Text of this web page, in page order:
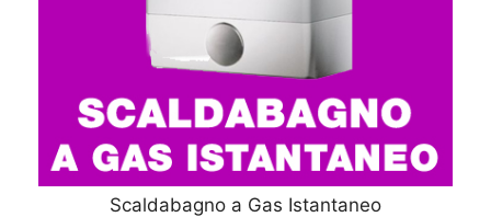
Scaldabagno a Gas Istantaneo